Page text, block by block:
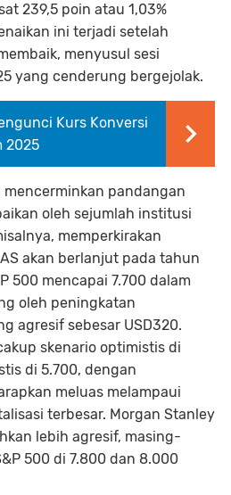
239,5 poin atau 1,03%
ini terjadi setelah
menyusul sesi
yang cenderung bergejolak.
Kurs Konversi
2025
pandangan
oleh sejumlah institusi
memperkirakan
akan berlanjut pada tahun
500 mencapai 7.700 dalam
oleh peningkatan
agresif sebesar USD320.
skenario optimistis di
di 5.700, dengan
meluas melampaui
terbesar. Morgan Stanley
lebih agresif, masing-
500 di 7.800 dan 8.000